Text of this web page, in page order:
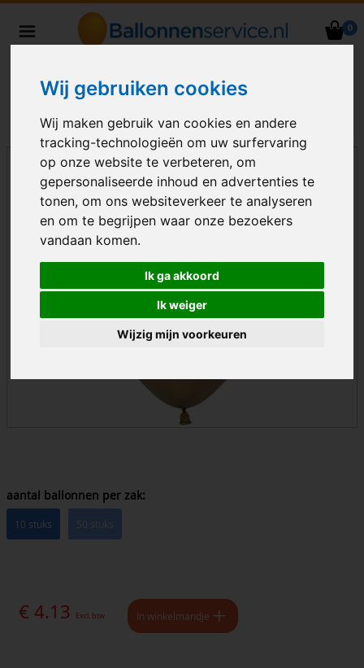
Wij gebruiken cookies
Wij maken gebruik van cookies en andere
tracking-technologieën om uw surfervaring
op onze website te verbeteren, om
gepersonaliseerde inhoud en advertenties te
tonen, om ons websiteverkeer te analyseren
en om te begrijpen waar onze bezoekers
vandaan komen.
Ik ga akkoord
Ik weiger
Wijzig mijn voorkeuren
0
Nederland
aantal ballonnen per zak:
10 stuks 50 stuks
€ 4.13 Excl. btw In winkelmandje